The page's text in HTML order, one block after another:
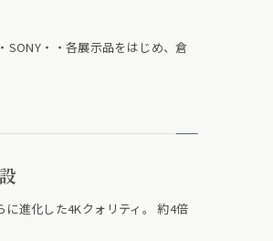
・・各展示品をはじめ、倉
進化した4Kクォリティ。 約4倍